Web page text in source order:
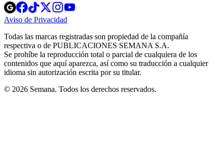
Opens
in
new
Opens
in
new
Opens
in
new
window
Opens
new
windowwindow
Aviso de Privacidad
new
window
Todas las marcas registradas son propiedad de la compañía
respectiva o de PUBLICACIONES SEMANA S.A.
Se prohíbe la reproducción total o parcial de cualquiera de los
contenidos que aquí aparezca, así como su traducción a cualquier
idioma sin autorización escrita por su titular.
© 2026 Semana. Todos los derechos reservados.